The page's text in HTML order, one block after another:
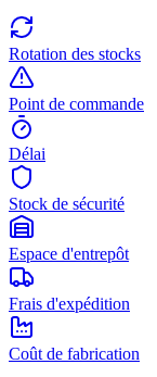
Rotation des stocks
Point de commande
Délai
Stock de sécurité
Espace d'entrepôt
Frais d'expédition
Coût de fabrication